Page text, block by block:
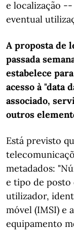
e localização
eventual
A proposta de
passada
estabelece
acesso à "data
associado,
outros
Está previsto
metadados:
e tipo de posto
utilizador,
móvel (IMSI) e
equipamento